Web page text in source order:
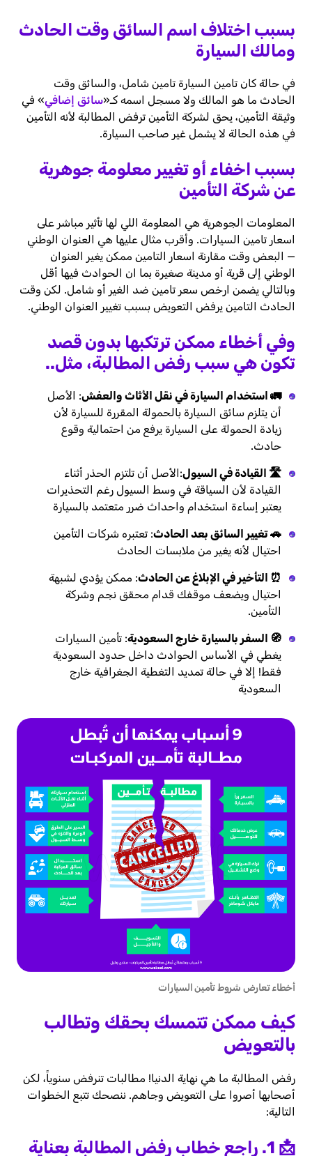
بسبب اختلاف اسم السائق وقت الحادث
ومالك السيارة
في حالة كان تامين السيارة تامين شامل، والسائق وقت
الحادث ما هو المالك ولا مسجل اسمه كـ«سائق إضافي» في
وثيقة التأمين، يحق لشركة التأمين ترفض المطالبة لأنه التأمين
في هذه الحالة لا يشمل غير صاحب السيارة.
بسبب اخفاء أو تغيير معلومة جوهرية
عن شركة التأمين
المعلومات الجوهرية هي المعلومة اللي لها تأثير مباشر على
اسعار تامين السيارات. وأقرب مثال عليها هي العنوان الوطني
— البعض وقت مقارنة اسعار التامين ممكن يغير العنوان
الوطني إلى قرية أو مدينة صغيرة بما ان الحوادث فيها أقل
وبالتالي يضمن ارخص سعر تامين ضد الغير أو شامل. لكن وقت
الحادث التامين يرفض التعويض بسبب تغيير العنوان الوطني.
وفي أخطاء ممكن ترتكبها بدون قصد
تكون هي سبب رفض المطالبة، مثل..
🚛 استخدام السيارة في نقل الأثاث والعفش: الأصل
أن يتلزم سائق السيارة بالحمولة المقررة للسيارة لأن
زيادة الحمولة على السيارة يرفع من احتمالية وقوع
حادث.
🛣️ القيادة في السيول:الأصل أن تلتزم الحذر أثناء
القيادة لأن السياقة في وسط السيول رغم التحذيرات
يعتبر إساءة استخدام واحداث ضرر متعتمد بالسيارة
🚗 تغيير السائق بعد الحادث: تعتبره شركات التأمين
احتيال لأنه يغير من ملابسات الحادث
⏰ التأخير في الإبلاغ عن الحادث: ممكن يؤدي لشبهة
احتيال ويضعف موقفك قدام محقق نجم وشركة
التأمين.
🧭 السفر بالسيارة خارج السعودية: تأمين السيارات
يغطي في الأساس الحوادث داخل حدود السعودية
فقط! إلا في حالة تمديد التغطية الجغرافية خارج
السعودية
أخطاء تعارض شروط تأمين السيارات
كيف ممكن تتمسك بحقك وتطالب
بالتعويض
رفض المطالبة ما هي نهاية الدنيا! مطالبات تنرفض سنوياً، لكن
أصحابها أصروا على التعويض وجاهم. ننصحك تتبع الخطوات
التالية:
📩 1. راجع خطاب رفض المطالبة بعناية